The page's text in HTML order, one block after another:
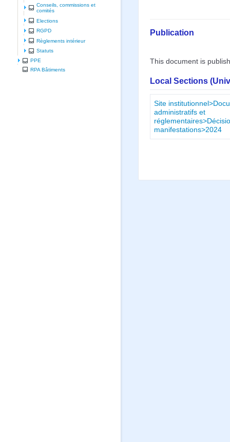
Conseils, commissions et
comités
Elections
RGPD
Règlements intérieur
Statuts
PPE
RPA Bâtiments
Publication
This document is
Local Sections
Site
administratifs et
manifestations>2024